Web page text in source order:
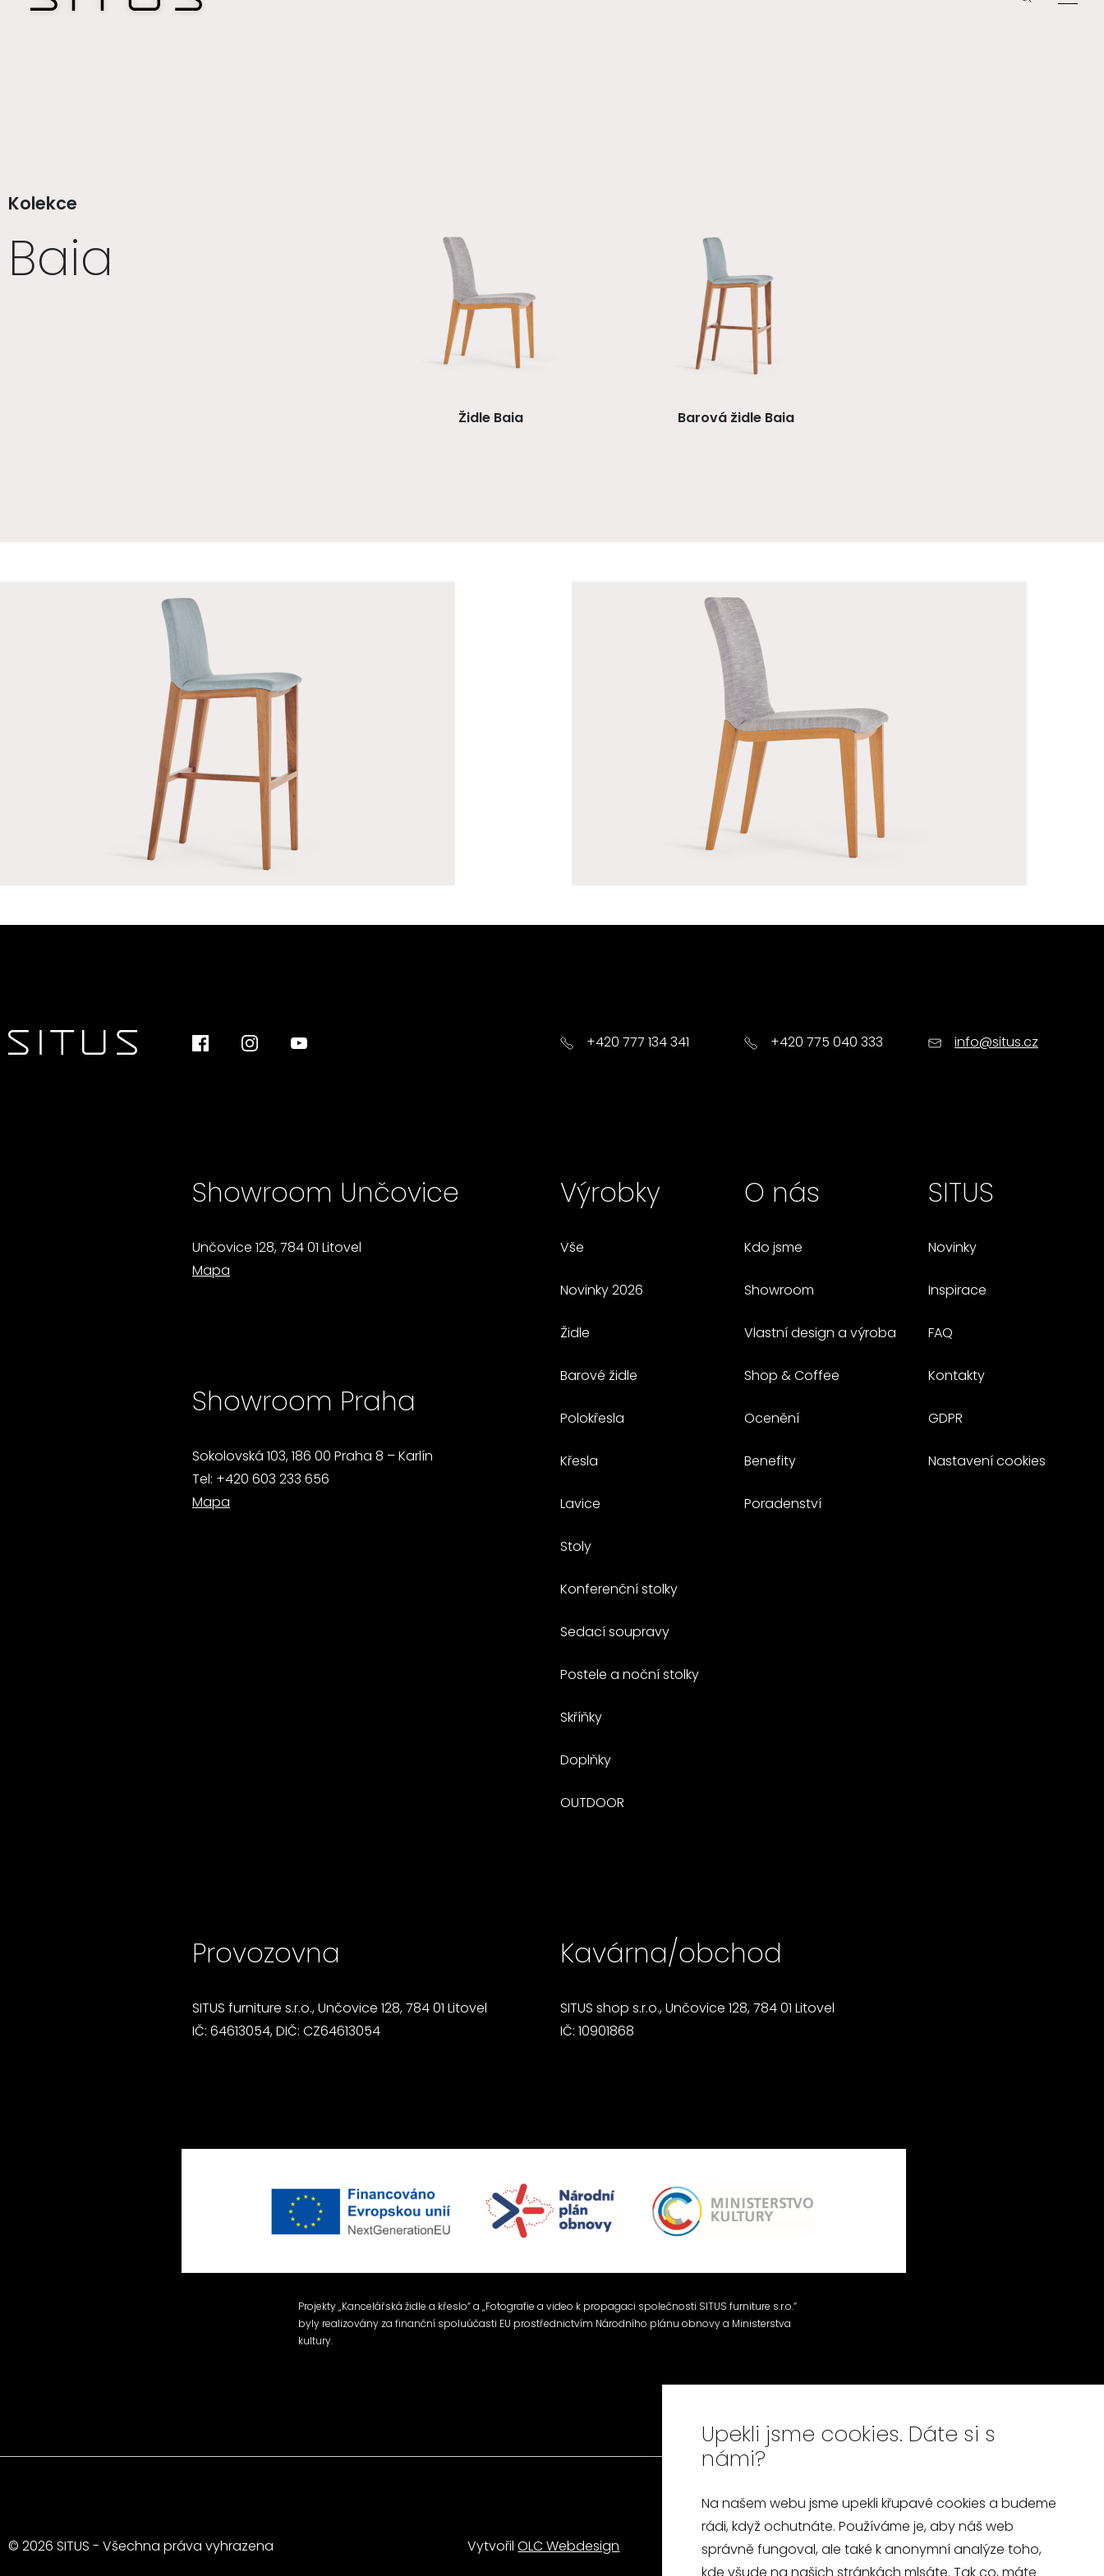
Kolekce
Baia
Židle Baia Barová židle Baia
+420 777 134 341 +420 775 040 333 info@situs.cz
Showroom Unčovice
Unčovice 128, 784 01 Litovel
Mapa
Showroom Praha
Sokolovská 103, 186 00 Praha 8 – Karlín
Tel: +420 603 233 656
Mapa
Výrobky
Vše
Novinky 2026
Židle
Barové židle
Polokřesla
Křesla
Lavice
Stoly
Konferenční stolky
Sedací soupravy
Postele a noční stolky
Skříňky
Doplňky
OUTDOOR
O nás
Kdo jsme
Showroom
Vlastní design a výroba
Shop & Coffee
Ocenění
Benefity
Poradenství
SITUS
Novinky
Inspirace
FAQ
Kontakty
GDPR
Nastavení cookies
Provozovna
SITUS furniture s.r.o., Unčovice 128, 784 01 Litovel
IČ: 64613054, DIČ: CZ64613054
Kavárna/obchod
SITUS shop s.r.o., Unčovice 128, 784 01 Litovel
IČ: 10901868
Projekty „Kancelářská židle a křeslo“ a „Fotografie a video k propagaci společnosti SITUS furniture s.r.o.“
byly realizovány za finanční spoluúčasti EU prostřednictvím Národního plánu obnovy a Ministerstva
kultury.
© 2026 SITUS - Všechna práva vyhrazena VytvořilOLC Webdesign Nahoru
Upekli jsme cookies. Dáte si s
námi?
Na našem webu jsme upekli křupavé cookies a budeme
rádi, když ochutnáte. Používáme je, aby náš web
správně fungoval, ale také k anonymní analýze toho,